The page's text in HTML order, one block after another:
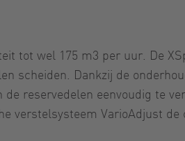
tot wel 175 m3 per uur. De
scheiden. Dankzij de
reservedelen eenvoudig te
verstelsysteem VarioAdjust